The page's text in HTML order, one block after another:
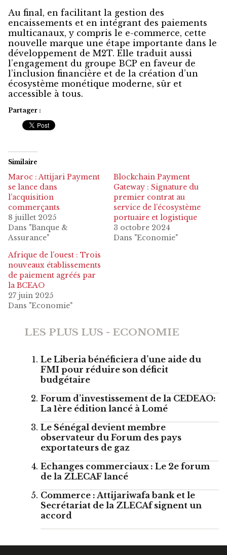
Au final, en facilitant la gestion des
encaissements et en intégrant des paiements
multicanaux, y compris le e-commerce, cette
nouvelle marque une étape importante dans le
développement de M2T. Elle traduit aussi
l’engagement du groupe BCP en faveur de
l’inclusion financière et de la création d’un
écosystème monétique moderne, sûr et
accessible à tous.
Partager :
Similaire
Maroc : Attijari Payment
se lance dans
l’acquisition
commerçants
8 juillet 2025
Dans "Banque &
Assurance"
Blockchain Payment
Gateway : Signature du
premier contrat au
service de l’écosystème
portuaire et logistique
3 octobre 2024
Dans "Economie"
Afrique de l’ouest : Trois
nouveaux établissements
de paiement agréés par
la BCEAO
27 juin 2025
Dans "Economie"
LES PLUS LUS - ECONOMIE
Le Liberia bénéficiera d’une aide du
FMI pour réduire son déficit
budgétaire
Forum d’investissement de la CEDEAO:
La 1ère édition lancé à Lomé
Le Sénégal devient membre
observateur du Forum des pays
exportateurs de gaz
Echanges commerciaux : Le 2e forum
de la ZLECAF lancé
Commerce : Attijariwafa bank et le
Secrétariat de la ZLECAf signent un
accord